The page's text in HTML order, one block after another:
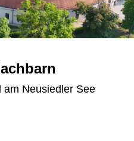
am Neusiedler See